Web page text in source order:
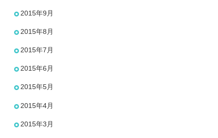
2015年9月
2015年8月
2015年7月
2015年6月
2015年5月
2015年4月
2015年3月